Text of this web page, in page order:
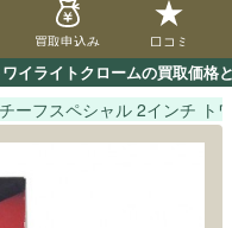
イライトクロームの買取価
買取申込み 口コミ
ーフスペシャル 2インチ ト